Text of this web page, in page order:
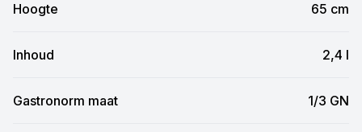
Hoogte 65 cm
Inhoud 2,4 l
Gastronorm maat 1/3 GN